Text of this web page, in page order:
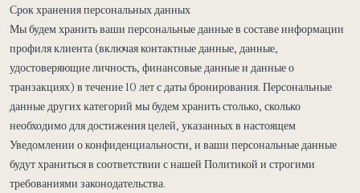
Срок хранения персональных данных
Мы будем хранить ваши персональные данные в составе информации
профиля клиента (включая контактные данные, данные,
удостоверяющие личность, финансовые данные и данные о
транзакциях) в течение 10 лет с даты бронирования. Персональные
данные других категорий мы будем хранить столько, сколько
необходимо для достижения целей, указанных в настоящем
Уведомлении о конфиденциальности, и ваши персональные данные
будут храниться в соответствии с нашей Политикой и строгими
требованиями законодательства.